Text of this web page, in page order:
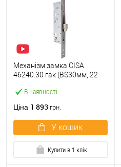
В наявності
Механізм замка CISA
46240.30 гак (BS30мм, 22
Ціна 1 893 грн.
У кошик
Купити в 1 клік